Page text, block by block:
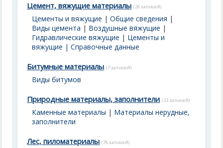
Цемент, вяжущие материалы (26 записей)
Цементы и вяжущие | Общие сведения |
Виды цемента | Воздушные вяжущие |
Гидравлические вяжущие | Цементы и
вяжущие | Справочные данные
Битумные материалы (7 записей)
Виды битумов
Природные материалы, заполнители (33 записей)
Каменные материалы | Материалы нерудные,
заполнители
Лес, пиломатериалы (76 записей)